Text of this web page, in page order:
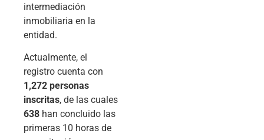
intermediación
inmobiliaria en la
entidad.
Actualmente, el
registro cuenta con
1,272 personas
inscritas, de las cuales
638 han concluido las
primeras 10 horas de